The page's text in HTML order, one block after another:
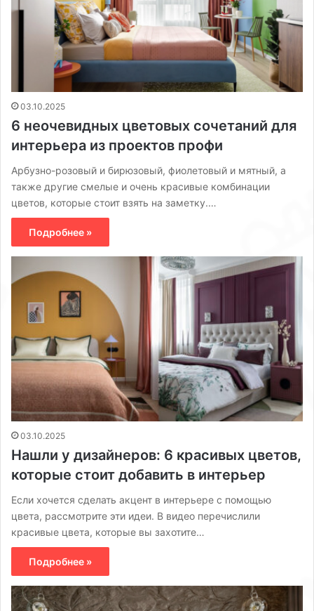
03.10.2025
6 неочевидных цветовых сочетаний для
интерьера из проектов профи
Арбузно-розовый и бирюзовый, фиолетовый и мятный, а
также другие смелые и очень красивые комбинации
цветов, которые стоит взять на заметку.…
Подробнее »
03.10.2025
Нашли у дизайнеров: 6 красивых цветов,
которые стоит добавить в интерьер
Если хочется сделать акцент в интерьере с помощью
цвета, рассмотрите эти идеи. В видео перечислили
красивые цвета, которые вы захотите…
Подробнее »